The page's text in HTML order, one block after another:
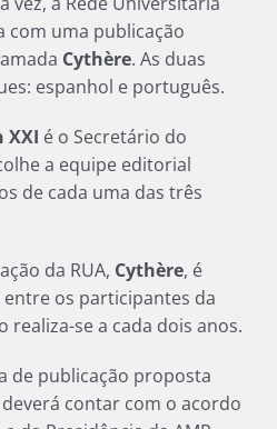
com uma publicação
Cythère. As duas
espanhol e português.
XXI é o Secretário do
a equipe editorial
de cada uma das três
da RUA, Cythère, é
os participantes da
realiza-se a cada dois anos.
de publicação proposta
deverá contar com o acordo